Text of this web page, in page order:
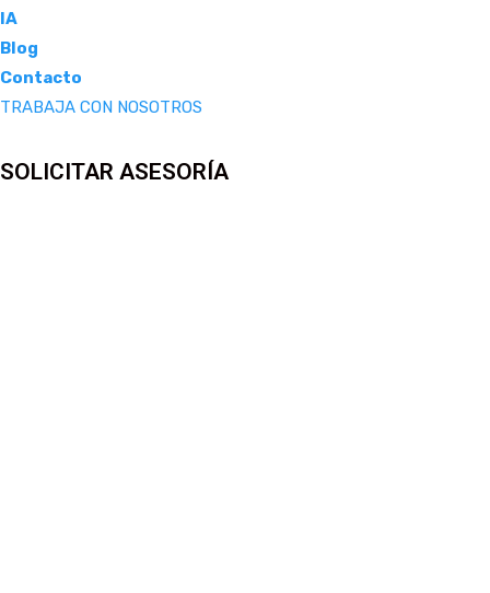
IA
Blog
Contacto
TRABAJA CON NOSOTROS
SOLICITAR ASESORÍA